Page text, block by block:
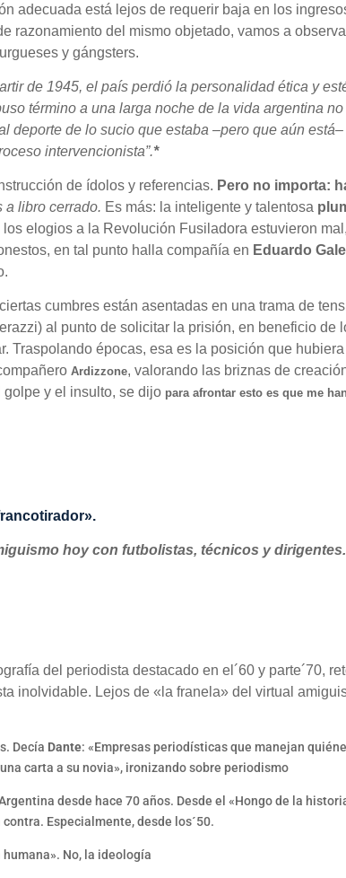
adecuada está lejos de requerir baja en los
razonamiento del mismo objetado, vamos a
y gángsters.
de 1945, el país perdió la personalidad ética y
término a una larga noche de la vida argentina
de lo sucio que estaba –pero que aún
intervencionista”.*
de ídolos y referencias. Pero no importa:
a libro cerrado. Es más: la inteligente y talentosa
elogios a la Revolución Fusiladora estuvieron
en tal punto halla compañía en Eduardo
cumbres están asentadas en una trama de
al punto de solicitar la prisión, en beneficio de
Traspolando épocas, esa es la posición que
Ardizzone, valorando las briznas de
golpe y el insulto, se dijo para afrontar esto es que me
hoy con futbolistas, técnicos y
del periodista destacado en el´60 y parte´70,
inolvidable. Lejos de «la franela» del virtual
Decía Dante: «Empresas periodísticas que manejan
carta a su novia», ironizando sobre periodismo
desde hace 70 años. Desde el «Hongo de la
Especialmente, desde los´50.
No, la ideología